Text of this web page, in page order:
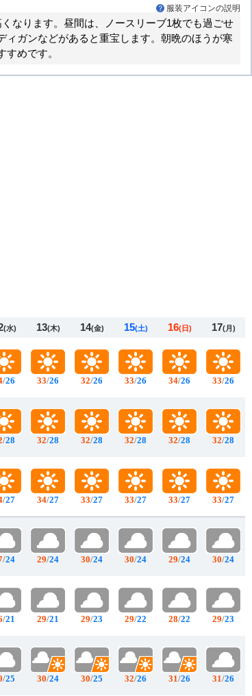
服装アイコンの説明
なります。昼間は、ノースリーブ1枚でも過ごせ
ガンなどがあると重宝します。朝晩のほうが寒
めです。
(水)
/26
/28
/27
/24
/21
/25
13(木)
33/26
32/28
34/27
29/24
29/21
30/24
14(金)
32/26
32/28
33/27
30/24
29/23
30/25
15(土)
33/26
32/28
33/27
30/24
29/22
32/26
16(日)
34/26
32/28
33/27
29/24
28/22
31/26
17(月)
33/26
32/28
33/27
30/24
29/23
31/26